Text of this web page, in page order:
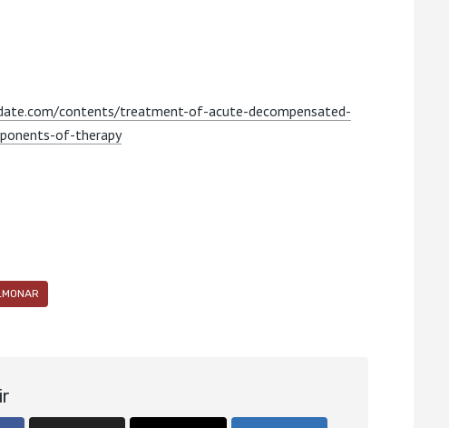
contents/treatment-of-acute-decompensated-
of-therapy